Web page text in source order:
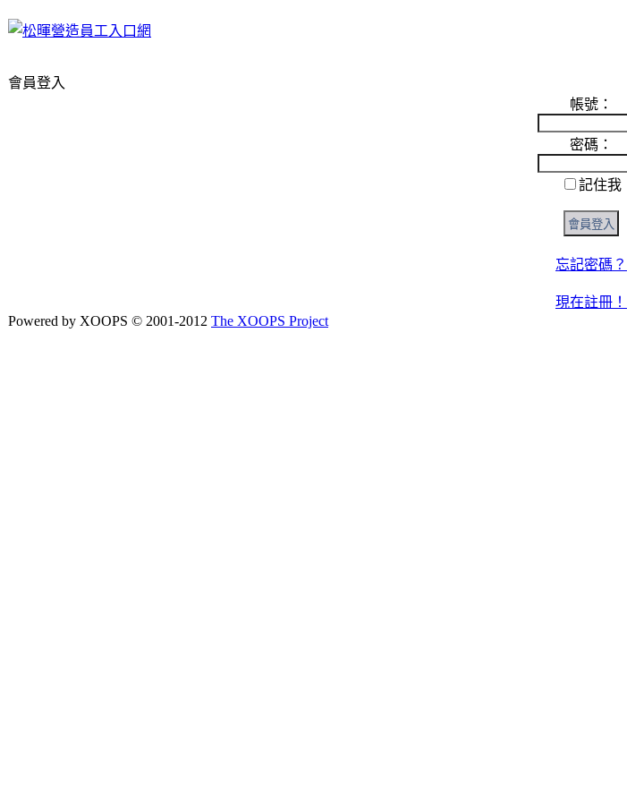
會員登入
帳號：
密碼：
記住我
忘記密碼？
現在註冊！
Powered by XOOPS © 2001-2012 The XOOPS Project